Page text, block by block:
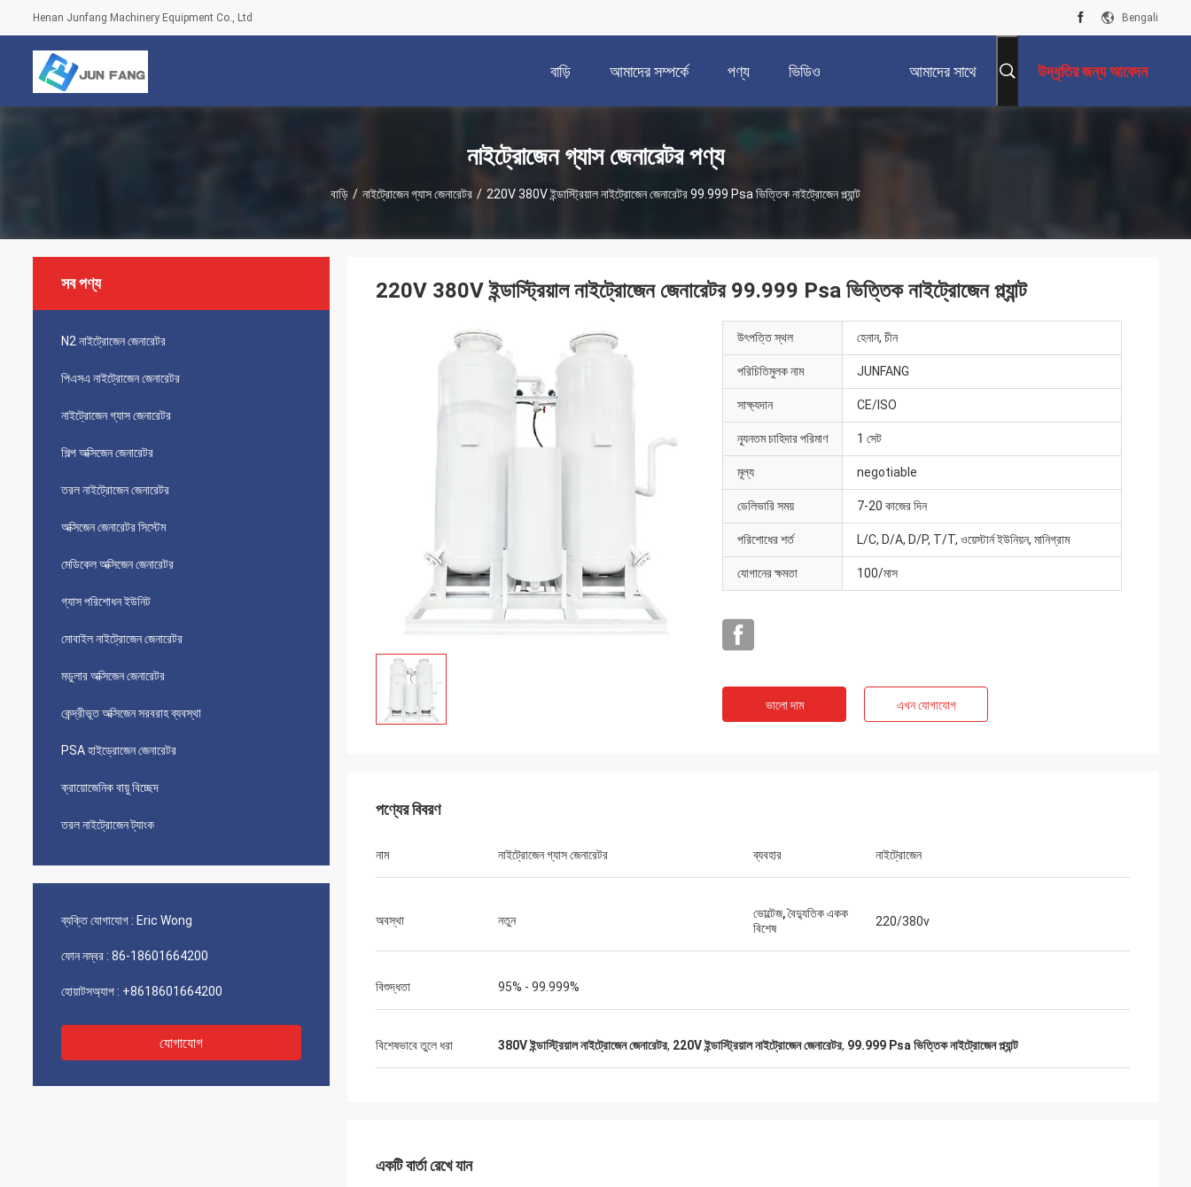
Henan Junfang Machinery Equipment Co., Ltd Bengali
বাড়ি আমাদের সম্পর্কে পণ্য ভিডিও আমাদের সাথে উদ্ধৃতির জন্য আবেদন
নাইট্রোজেন গ্যাস জেনারেটর পণ্য
বাড়ি / নাইট্রোজেন গ্যাস জেনারেটর / 220V 380V ইন্ডাস্ট্রিয়াল নাইট্রোজেন জেনারেটর 99.999 Psa ভিত্তিক নাইট্রোজেন প্ল্যান্ট
সব পণ্য
N2 নাইট্রোজেন জেনারেটর
পিএসএ নাইট্রোজেন জেনারেটর
নাইট্রোজেন গ্যাস জেনারেটর
শিল্প অক্সিজেন জেনারেটর
তরল নাইট্রোজেন জেনারেটর
অক্সিজেন জেনারেটর সিস্টেম
মেডিকেল অক্সিজেন জেনারেটর
গ্যাস পরিশোধন ইউনিট
মোবাইল নাইট্রোজেন জেনারেটর
মডুলার অক্সিজেন জেনারেটর
কেন্দ্রীভূত অক্সিজেন সরবরাহ ব্যবস্থা
PSA হাইড্রোজেন জেনারেটর
ক্রায়োজেনিক বায়ু বিচ্ছেদ
তরল নাইট্রোজেন ট্যাংক
ব্যক্তি যোগাযোগ : Eric Wong
ফোন নম্বর : 86-18601664200
হোয়াটসঅ্যাপ : +8618601664200
যোগাযোগ
220V 380V ইন্ডাস্ট্রিয়াল নাইট্রোজেন জেনারেটর 99.999 Psa ভিত্তিক নাইট্রোজেন প্ল্যান্ট
উৎপত্তি স্থল হেনান, চীন
পরিচিতিমুলক নাম JUNFANG
সাক্ষ্যদান CE/ISO
ন্যূনতম চাহিদার পরিমাণ 1 সেট
মূল্য negotiable
ডেলিভারি সময় 7-20 কাজের দিন
পরিশোধের শর্ত L/C, D/A, D/P, T/T, ওয়েস্টার্ন ইউনিয়ন, মানিগ্রাম
যোগানের ক্ষমতা 100/মাস
ভালো দাম এখন যোগাযোগ
পণ্যের বিবরণ
নাম নাইট্রোজেন গ্যাস জেনারেটর ব্যবহার নাইট্রোজেন
অবস্থা নতুন
ভোল্টেজ, বৈদ্যুতিক একক
বিশেষ
220/380v
বিশুদ্ধতা 95% - 99.999%
বিশেষভাবে তুলে ধরা 380V ইন্ডাস্ট্রিয়াল নাইট্রোজেন জেনারেটর, 220V ইন্ডাস্ট্রিয়াল নাইট্রোজেন জেনারেটর, 99.999 Psa ভিত্তিক নাইট্রোজেন প্ল্যান্ট
একটি বার্তা রেখে যান